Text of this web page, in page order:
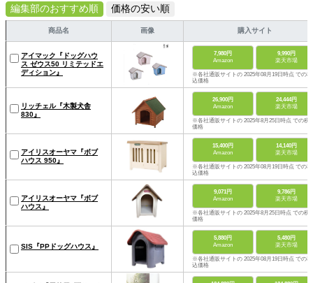
編集部のおすすめ順
価格の安い順
商品名 画像 購入サイト
アイマック『ドッグハウ
ス ゼウス50 リミテッドエ
ディション』
7,980円
Amazon
9,990円
楽天市場
※各社通販サイトの 2025年08月19日時点 での税
込価格
リッチェル『木製犬舎
830』
26,900円
Amazon
24,444円
楽天市場
※各社通販サイトの 2025年8月25日時点 での税
価格
アイリスオーヤマ『ボブ
ハウス 950』
15,400円
Amazon
14,140円
楽天市場
※各社通販サイトの 2025年08月19日時点 での税
込価格
アイリスオーヤマ『ボブ
ハウス』
9,071円
Amazon
9,786円
楽天市場
※各社通販サイトの 2025年8月25日時点 での税
価格
SIS『PPドッグハウス』
5,880円
Amazon
5,480円
楽天市場
※各社通販サイトの 2025年08月19日時点 での税
込価格